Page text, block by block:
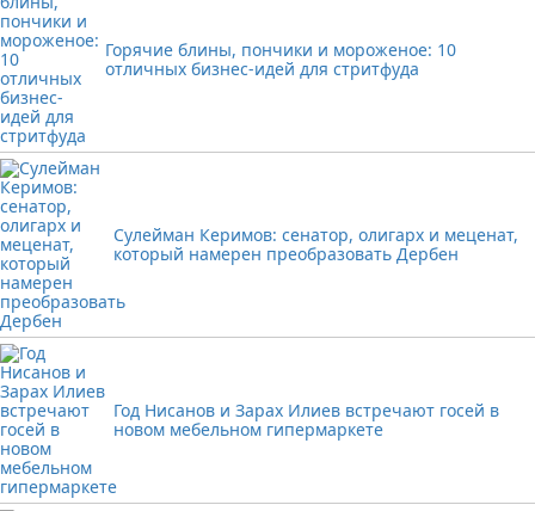
Горячие блины, пончики и мороженое: 10
отличных бизнес-идей для стритфуда
Сулейман Керимов: сенатор, олигарх и меценат,
который намерен преобразовать Дербен
Год Нисанов и Зарах Илиев встречают госей в
новом мебельном гипермаркете